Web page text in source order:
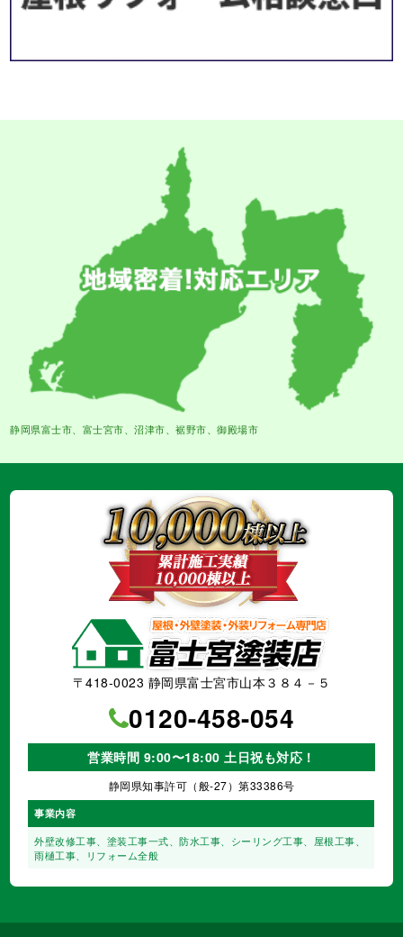
静岡県富士市、富士宮市、沼津市、裾野市、御殿場市
〒418-0023 静岡県富士宮市山本３８４－５
0120-458-054
営業時間 9:00〜18:00 土日祝も対応！
静岡県知事許可（般-27）第33386号
事業内容
外壁改修工事、塗装工事⼀式、防水工事、シーリング工事、 屋根工事、
雨樋工事、
リフォーム全般